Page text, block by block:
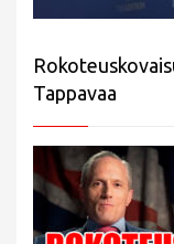
Tappavaa